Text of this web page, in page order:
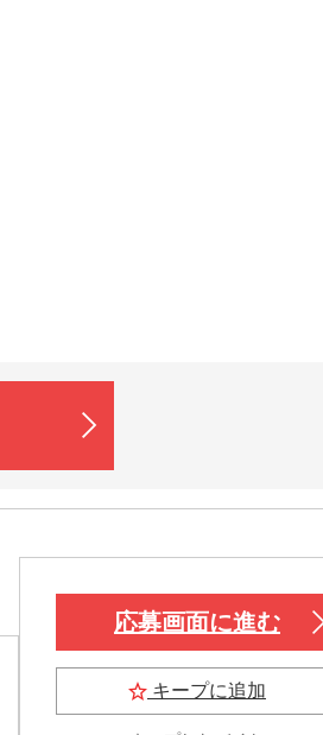
応募画面に進む
キープに追加